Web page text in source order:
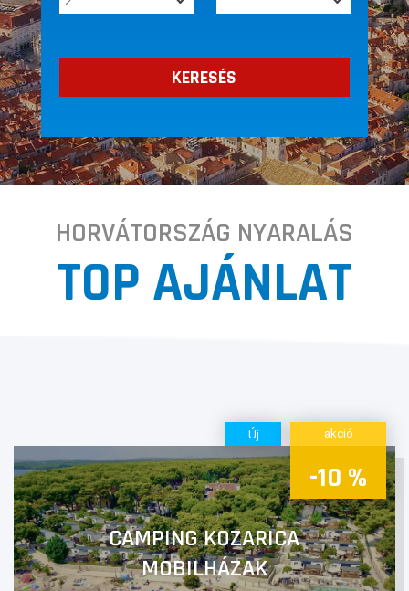
HORVÁTORSZÁG NYARALÁS
TOP AJÁNLAT
Új akció
-10 %
CAMPING KOZARICA
MOBILHÁZAK